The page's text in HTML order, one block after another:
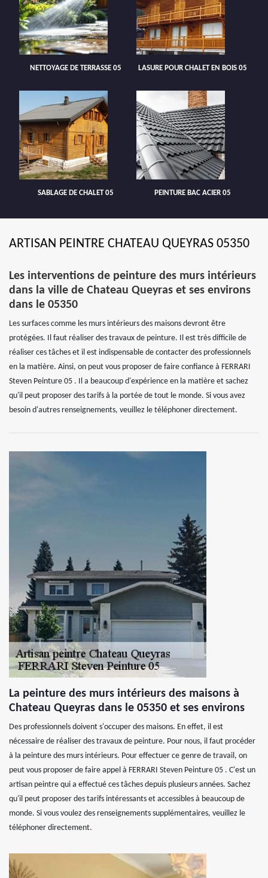
NETTOYAGE DE TERRASSE 05 LASURE POUR CHALET EN BOIS 05
SABLAGE DE CHALET 05 PEINTURE BAC ACIER 05
ARTISAN PEINTRE CHATEAU QUEYRAS 05350
Les interventions de peinture des murs intérieurs
dans la ville de Chateau Queyras et ses environs
dans le 05350
Les surfaces comme les murs intérieurs des maisons devront être
protégées. Il faut réaliser des travaux de peinture. Il est très difficile de
réaliser ces tâches et il est indispensable de contacter des professionnels
en la matière. Ainsi, on peut vous proposer de faire confiance à FERRARI
Steven Peinture 05 . Il a beaucoup d'expérience en la matière et sachez
qu'il peut proposer des tarifs à la portée de tout le monde. Si vous avez
besoin d'autres renseignements, veuillez le téléphoner directement.
La peinture des murs intérieurs des maisons à
Chateau Queyras dans le 05350 et ses environs
Des professionnels doivent s'occuper des maisons. En effet, il est
nécessaire de réaliser des travaux de peinture. Pour nous, il faut procéder
à la peinture des murs intérieurs. Pour effectuer ce genre de travail, on
peut vous proposer de faire appel à FERRARI Steven Peinture 05 . C'est un
artisan peintre qui a effectué ces tâches depuis plusieurs années. Sachez
qu'il peut proposer des tarifs intéressants et accessibles à beaucoup de
monde. Si vous voulez des renseignements supplémentaires, veuillez le
téléphoner directement.